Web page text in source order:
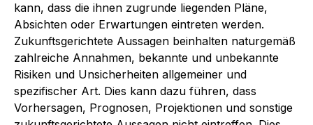
kann, dass die ihnen zugrunde liegenden Pläne,
Absichten oder Erwartungen eintreten werden.
Zukunftsgerichtete Aussagen beinhalten naturgemäß
zahlreiche Annahmen, bekannte und unbekannte
Risiken und Unsicherheiten allgemeiner und
spezifischer Art. Dies kann dazu führen, dass
Vorhersagen, Prognosen, Projektionen und sonstige